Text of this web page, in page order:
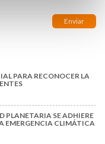
PARA RECONOCER LA
PLANETARIA SE ADHIERE
EMERGENCIA CLIMÁTICA